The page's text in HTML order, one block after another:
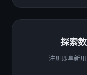
探索
注册即享新